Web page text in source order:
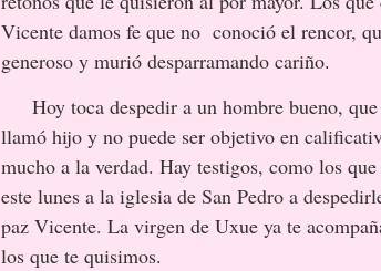
Vicente damos fe que no conoció el rencor,
generoso y murió desparramando cariño.
Hoy toca despedir a un hombre bueno, que
llamó hijo y no puede ser objetivo en
mucho a la verdad. Hay testigos, como los que
este lunes a la iglesia de San Pedro a
paz Vicente. La virgen de Uxue ya te
los que te quisimos.